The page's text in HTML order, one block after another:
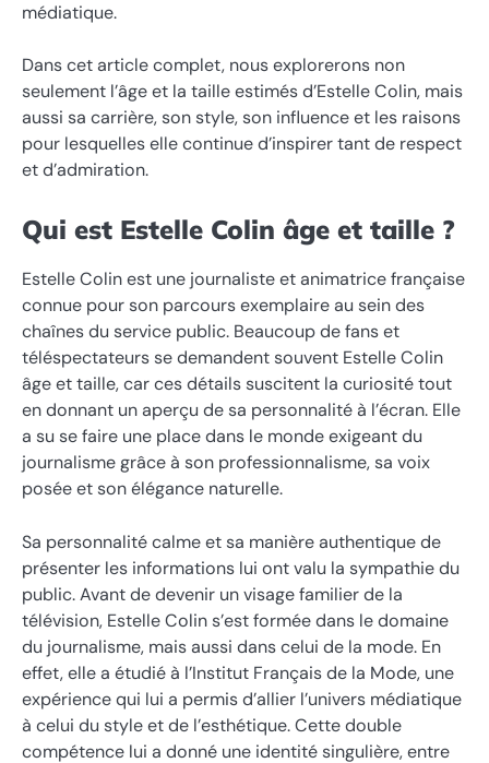
médiatique.
Dans cet article complet, nous explorerons non
seulement l’âge et la taille estimés d’Estelle Colin, mais
aussi sa carrière, son style, son influence et les raisons
pour lesquelles elle continue d’inspirer tant de respect
et d’admiration.
Qui est Estelle Colin âge et taille ?
Estelle Colin est une journaliste et animatrice française
connue pour son parcours exemplaire au sein des
chaînes du service public. Beaucoup de fans et
téléspectateurs se demandent souvent Estelle Colin
âge et taille, car ces détails suscitent la curiosité tout
en donnant un aperçu de sa personnalité à l’écran. Elle
a su se faire une place dans le monde exigeant du
journalisme grâce à son professionnalisme, sa voix
posée et son élégance naturelle.
Sa personnalité calme et sa manière authentique de
présenter les informations lui ont valu la sympathie du
public. Avant de devenir un visage familier de la
télévision, Estelle Colin s’est formée dans le domaine
du journalisme, mais aussi dans celui de la mode. En
effet, elle a étudié à l’Institut Français de la Mode, une
expérience qui lui a permis d’allier l’univers médiatique
à celui du style et de l’esthétique. Cette double
compétence lui a donné une identité singulière, entre